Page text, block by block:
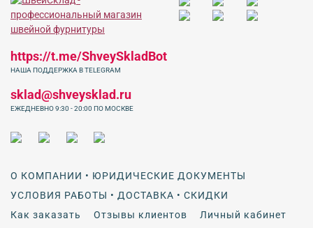
О КОМПАНИИ • ЮРИДИЧЕСКИЕ ДОКУМЕНТЫ
УСЛОВИЯ РАБОТЫ • ДОСТАВКА • СКИДКИ
Как заказать
Отзывы клиентов
Личный кабинет
https://t.me/ShveySkladBot
НАША ПОДДЕРЖКА В TELEGRAM
sklad@shveysklad.ru
ЕЖЕДНЕВНО 9:30 - 20:00 ПО МОСКВЕ